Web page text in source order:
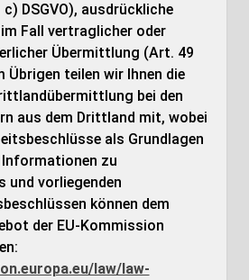
DSGVO), ausdrückliche
Fall vertraglicher oder
Übermittlung (Art. 49
Übrigen teilen wir Ihnen die
bei den
aus dem Drittland mit, wobei
als Grundlagen
zu
vorliegenden
können dem
der EU-Kommission
law/law-